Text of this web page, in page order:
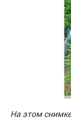
На этом